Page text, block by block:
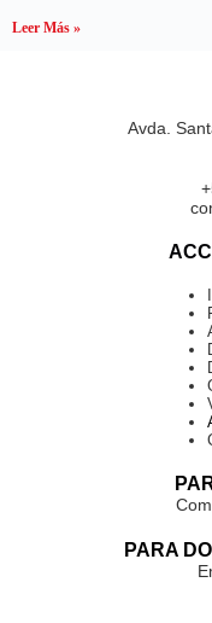
Leer Más »
Avda.
PARA